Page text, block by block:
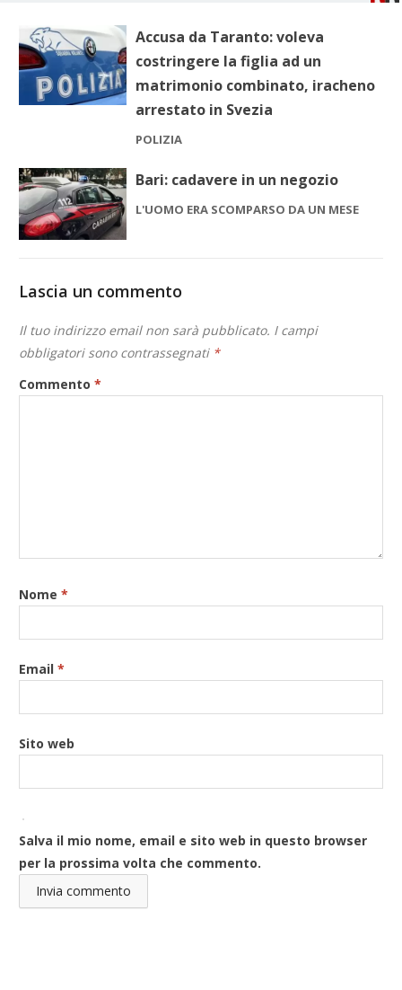
Accusa da Taranto: voleva
costringere la figlia ad un
matrimonio combinato, iracheno
arrestato in Svezia
POLIZIA
Bari: cadavere in un negozio
L'UOMO ERA SCOMPARSO DA UN MESE
Lascia un commento
Il tuo indirizzo email non sarà pubblicato. I campi
obbligatori sono contrassegnati *
Commento*
Nome*
Email*
Sito web
Salva il mio nome, email e sito web in questo browser
per la prossima volta che commento.